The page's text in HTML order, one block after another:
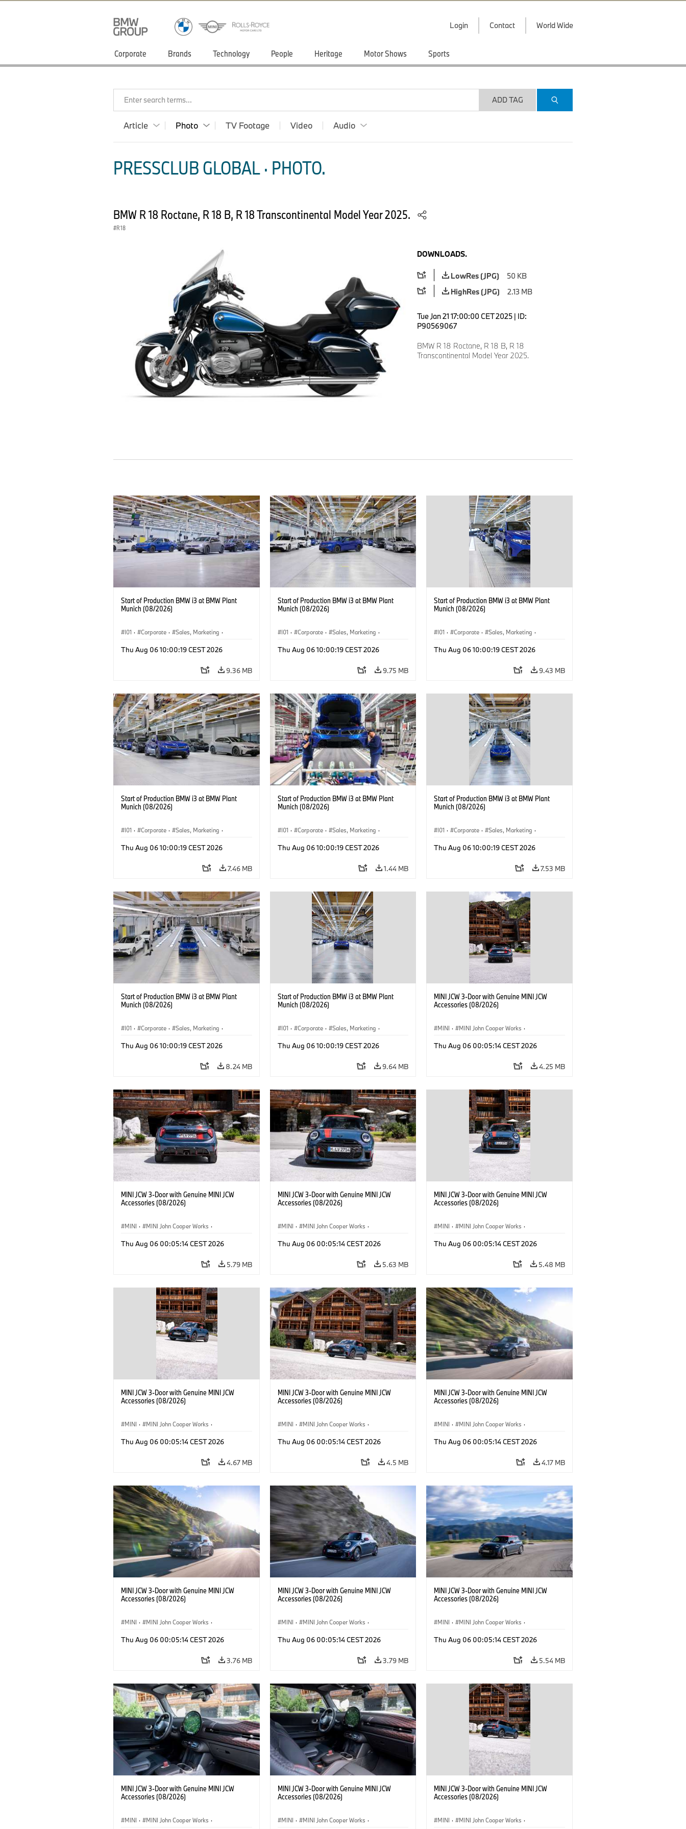
Login Contact World Wide
Corporate Brands Technology People Heritage Motor Shows Sports
Enter search terms... ADD TAG
Article Photo TV Footage Video Audio
PRESSCLUB GLOBAL · PHOTO.
BMW R 18 Roctane, R 18 B, R 18 Transcontinental Model Year 2025.
R 18
DOWNLOADS.
LowRes (JPG)
50 KB
HighRes (JPG)
2.13 MB
Tue Jan 21 17:00:00 CET 2025 | ID:
P90569067
BMW R 18 Roctane, R 18 B, R 18
Transcontinental Model Year 2025.
Start of Production BMW i3 at BMW Plant
Munich (08/2026)
I01 · Corporate · Sales, Marketing ·
Thu Aug 06 10:00:19 CEST 2026
9.36 MB
Start of Production BMW i3 at BMW Plant
Munich (08/2026)
I01 · Corporate · Sales, Marketing ·
Thu Aug 06 10:00:19 CEST 2026
9.75 MB
Start of Production BMW i3 at BMW Plant
Munich (08/2026)
I01 · Corporate · Sales, Marketing ·
Thu Aug 06 10:00:19 CEST 2026
9.43 MB
Start of Production BMW i3 at BMW Plant
Munich (08/2026)
I01 · Corporate · Sales, Marketing ·
Thu Aug 06 10:00:19 CEST 2026
7.46 MB
Start of Production BMW i3 at BMW Plant
Munich (08/2026)
I01 · Corporate · Sales, Marketing ·
Thu Aug 06 10:00:19 CEST 2026
1.44 MB
Start of Production BMW i3 at BMW Plant
Munich (08/2026)
I01 · Corporate · Sales, Marketing ·
Thu Aug 06 10:00:19 CEST 2026
7.53 MB
Start of Production BMW i3 at BMW Plant
Munich (08/2026)
I01 · Corporate · Sales, Marketing ·
Thu Aug 06 10:00:19 CEST 2026
8.24 MB
Start of Production BMW i3 at BMW Plant
Munich (08/2026)
I01 · Corporate · Sales, Marketing ·
Thu Aug 06 10:00:19 CEST 2026
9.64 MB
MINI JCW 3-Door with Genuine MINI JCW
Accessories (08/2026)
MINI · MINI John Cooper Works ·
Optional Extras, Accessories
Thu Aug 06 00:05:14 CEST 2026
4.25 MB
MINI JCW 3-Door with Genuine MINI JCW
Accessories (08/2026)
MINI · MINI John Cooper Works ·
Optional Extras, Accessories
Thu Aug 06 00:05:14 CEST 2026
5.79 MB
MINI JCW 3-Door with Genuine MINI JCW
Accessories (08/2026)
MINI · MINI John Cooper Works ·
Optional Extras, Accessories
Thu Aug 06 00:05:14 CEST 2026
5.63 MB
MINI JCW 3-Door with Genuine MINI JCW
Accessories (08/2026)
MINI · MINI John Cooper Works ·
Optional Extras, Accessories
Thu Aug 06 00:05:14 CEST 2026
5.48 MB
MINI JCW 3-Door with Genuine MINI JCW
Accessories (08/2026)
MINI · MINI John Cooper Works ·
Optional Extras, Accessories
Thu Aug 06 00:05:14 CEST 2026
4.67 MB
MINI JCW 3-Door with Genuine MINI JCW
Accessories (08/2026)
MINI · MINI John Cooper Works ·
Optional Extras, Accessories
Thu Aug 06 00:05:14 CEST 2026
4.5 MB
MINI JCW 3-Door with Genuine MINI JCW
Accessories (08/2026)
MINI · MINI John Cooper Works ·
Optional Extras, Accessories
Thu Aug 06 00:05:14 CEST 2026
4.17 MB
MINI JCW 3-Door with Genuine MINI JCW
Accessories (08/2026)
MINI · MINI John Cooper Works ·
Optional Extras, Accessories
Thu Aug 06 00:05:14 CEST 2026
3.76 MB
MINI JCW 3-Door with Genuine MINI JCW
Accessories (08/2026)
MINI · MINI John Cooper Works ·
Optional Extras, Accessories
Thu Aug 06 00:05:14 CEST 2026
3.79 MB
MINI JCW 3-Door with Genuine MINI JCW
Accessories (08/2026)
MINI · MINI John Cooper Works ·
Optional Extras, Accessories
Thu Aug 06 00:05:14 CEST 2026
5.54 MB
MINI JCW 3-Door with Genuine MINI JCW
Accessories (08/2026)
MINI · MINI John Cooper Works ·
MINI JCW 3-Door with Genuine MINI JCW
Accessories (08/2026)
MINI · MINI John Cooper Works ·
MINI JCW 3-Door with Genuine MINI JCW
Accessories (08/2026)
MINI · MINI John Cooper Works ·